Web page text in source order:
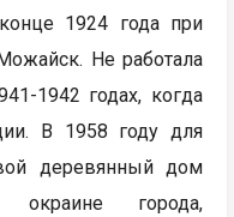
1924 года при
Не работала
1942 годах, когда
В 1958 году для
деревянный дом
города,